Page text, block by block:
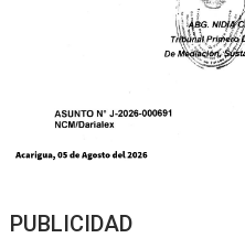
PUBLICIDAD